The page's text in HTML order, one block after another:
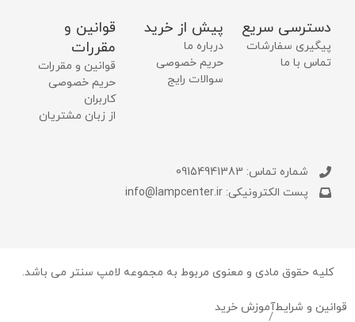
دسترسی سریع
پیگیری سفارشات
تماس با ما
پیش از خرید
درباره ما
حریم خصوصی
سوالات رایج
قوانین و
مقررات
قوانین و مقررات
حریم خصوصی
کاربران
از زبان مشتریان
شماره تماس: 09154941383
پست الکترونیکی: info@lampcenter.ir
کلیه حقوق مادی و معنوی مربوط به مجموعه لامپ سنتر می باشد.
قوانین و شرایط
/
آموزش خرید